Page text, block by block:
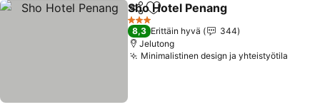
Jaa Lisää suosikkeihin
Sho Hotel Penang
3 Tähtiluokitus
8,3 Erittäin hyvä
344
Jelutong
Minimalistinen design ja yhteistyötila